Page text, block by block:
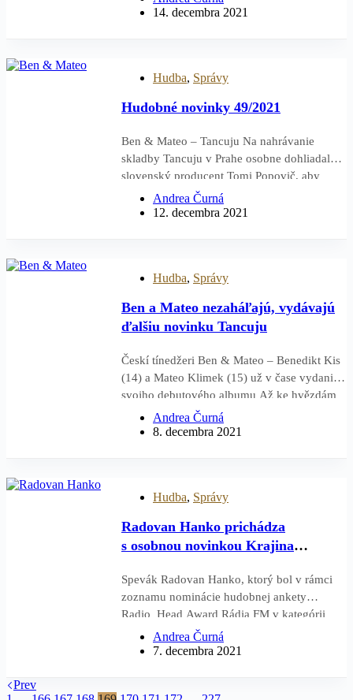
skladieb, vrátane hitov Tancuj mi, Najviac a
14. decembra 2021
Hudba, Správy
Hudobné novinky 49/2021
Ben & Mateo – Tancuju Na nahrávanie
skladby Tancuju v Prahe osobne dohliadal
slovenský producent Tomi Popovič, aby
presne zodpovedala jeho predstavám. „V
štúdiu bola dobrá nálada. Chceli sme, aby
Andrea Čurná
12. decembra 2021
Hudba, Správy
Ben a Mateo nezaháľajú, vydávajú
ďalšiu novinku Tancuju
Českí tínedžeri Ben & Mateo – Benedikt Kis
(14) a Mateo Klimek (15) už v čase vydania
svojho debutového albumu Až ke hvězdám
v apríli tohto roka intenzívne pracovali na
ďalších nových skladbách. Výsledkom sú
Andrea Čurná
8. decembra 2021
Hudba, Správy
Radovan Hanko prichádza
s osobnou novinkou Krajina
Spevák Radovan Hanko, ktorý bol v rámci
zoznamu nominácie hudobnej ankety
Radio_Head Award Rádia FM v kategórii
World music/Folk, prichádza s novinkou
Krajina nekrajina. Piesňou prechádzajú
Andrea Čurná
7. decembra 2021
Prev